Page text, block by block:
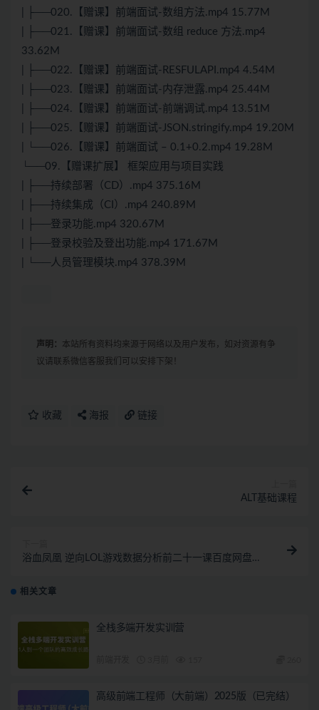
| ├──020.【赠课】前端面试-数组方法.mp4 15.77M
| ├──021.【赠课】前端面试-数组 reduce 方法.mp4
33.62M
| ├──022.【赠课】前端面试-RESFULAPI.mp4 4.54M
| ├──023.【赠课】前端面试-内存泄露.mp4 25.44M
| ├──024.【赠课】前端面试-前端调试.mp4 13.51M
| ├──025.【赠课】前端面试-JSON.stringify.mp4 19.20M
| └──026.【赠课】前端面试 – 0.1+0.2.mp4 19.28M
└──09.【赠课扩展】 框架应用与项目实践
| ├──持续部署（CD）.mp4 375.16M
| ├──持续集成（CI）.mp4 240.89M
| ├──登录功能.mp4 320.67M
| ├──登录校验及登出功能.mp4 171.67M
| └──人员管理模块.mp4 378.39M
声明： 本站所有资料均来源于网络以及用户发布，如对资源有争
议请联系微信客服我们可以安排下架！
收藏 海报 链接
ALT基础课程
浴血凤凰 逆向LOL游戏数据分析前二十一课百度网盘下
相关文章
全栈多端开发实训营
高级前端工程师（大前端）2025版（已完结）